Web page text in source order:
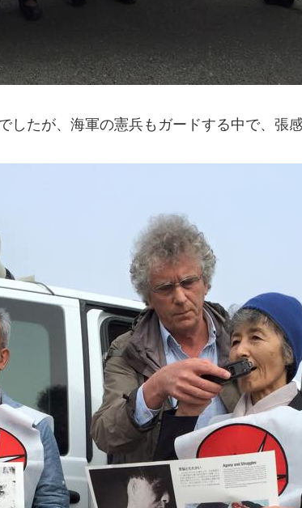
したが、海軍の憲兵もガードする中で、張